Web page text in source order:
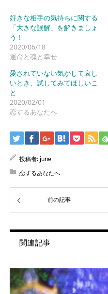
好きな相手の気持ちに関する
「大きな誤解」を解きましょ
う！
2020/06/18
運命と魂と幸せ
愛されていない気がして哀し
いとき、試してみてほしいこ
と
2020/02/01
恋するあなたへ
投稿者: june
恋するあなたへ
前の記事
関連記事